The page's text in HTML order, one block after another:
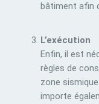
bâtiment afin
L’exécution
Enfin, il est
règles de
zone
importe